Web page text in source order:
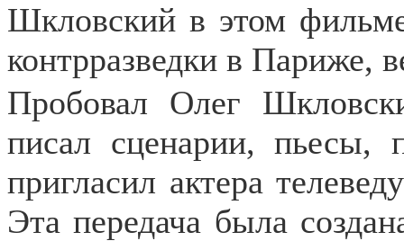
Шкловский в этом
контрразведки в Париже,
Пробовал Олег
писал сценарии,
пригласил актера
Эта передача была